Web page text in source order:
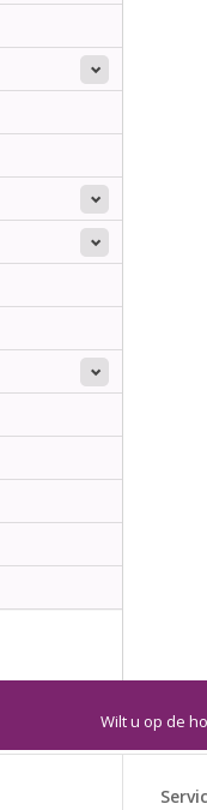
Wilt u op de